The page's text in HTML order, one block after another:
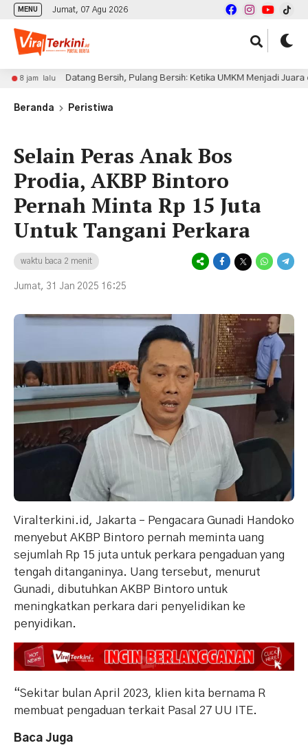
MENU Jumat, 07 Agu 2026
lalu Datang Bersih, Pulang Bersih: Ketika UMKM Menjadi Juara di Piala
Beranda Peristiwa
Selain Peras Anak Bos
Prodia, AKBP Bintoro
Pernah Minta Rp 15 Juta
Untuk Tangani Perkara
waktu baca 2 menit
Jumat, 31 Jan 2025 16:25
Viralterkini.id, Jakarta – Pengacara Gunadi Handoko
menyebut AKBP Bintoro pernah meminta uang
sejumlah Rp 15 juta untuk perkara pengaduan yang
tengah ditanganinya. Uang tersebut, menurut
Gunadi, dibutuhkan AKBP Bintoro untuk
meningkatkan perkara dari penyelidikan ke
penyidikan.
“Sekitar bulan April 2023, klien kita bernama R
membuat pengaduan terkait Pasal 27 UU ITE.
Baca Juga